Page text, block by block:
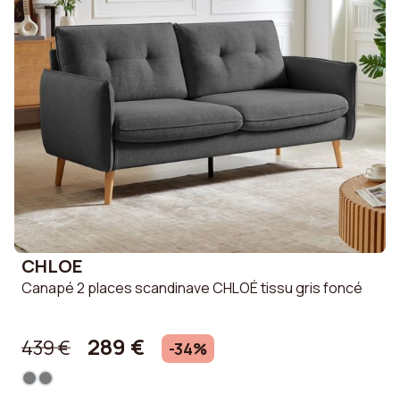
CHLOE
Canapé 2 places scandinave CHLOÉ tissu gris foncé
439 € 289 € -34%